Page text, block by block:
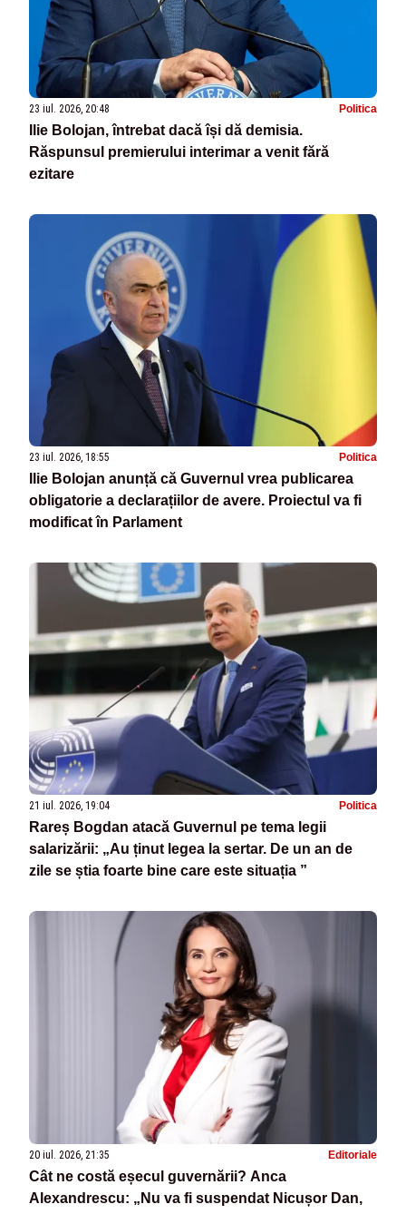
23 iul. 2026, 20:48 Politica
Ilie Bolojan, întrebat dacă își dă demisia.
Răspunsul premierului interimar a venit fără
ezitare
23 iul. 2026, 18:55 Politica
Ilie Bolojan anunță că Guvernul vrea publicarea
obligatorie a declarațiilor de avere. Proiectul va fi
modificat în Parlament
21 iul. 2026, 19:04 Politica
Rareș Bogdan atacă Guvernul pe tema legii
salarizării: „Au ținut legea la sertar. De un an de
zile se știa foarte bine care este situația ”
20 iul. 2026, 21:35 Editoriale
Cât ne costă eșecul guvernării? Anca
Alexandrescu: „Nu va fi suspendat Nicușor Dan,